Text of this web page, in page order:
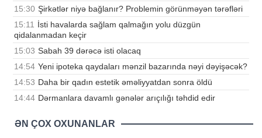
15:30 Şirkətlər niyə bağlanır? Problemin görünməyən tərəfləri
15:11 İsti havalarda sağlam qalmağın yolu düzgün
qidalanmadan keçir
15:03 Sabah 39 dərəcə isti olacaq
14:54 Yeni ipoteka qaydaları mənzil bazarında nəyi dəyişəcək?
14:53 Daha bir qadın estetik əməliyyatdan sonra öldü
14:44 Dərmanlara davamlı gənələr arıçılığı təhdid edir
ƏN ÇOX OXUNANLAR